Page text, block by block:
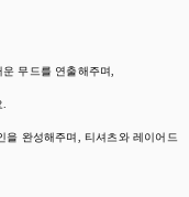
무드를 연출해주며,
을 완성해주며, 티셔츠와 레이어드